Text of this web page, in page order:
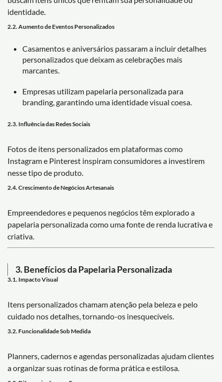
identidade.
2.2. Aumento de Eventos Personalizados
Casamentos e aniversários passaram a incluir detalhes
personalizados que deixam as celebrações mais
marcantes.
Empresas utilizam papelaria personalizada para
branding, garantindo uma identidade visual coesa.
2.3. Influência das Redes Sociais
Fotos de itens personalizados em plataformas como
Instagram e Pinterest inspiram consumidores a investirem
nesse tipo de produto.
2.4. Crescimento de Negócios Artesanais
Empreendedores e pequenos negócios têm explorado a
papelaria personalizada como uma fonte de renda lucrativa e
criativa.
3. Benefícios da Papelaria Personalizada
3.1. Impacto Visual
Itens personalizados chamam atenção pela beleza e pelo
cuidado nos detalhes, tornando-os inesquecíveis.
3.2. Funcionalidade Sob Medida
Planners, cadernos e agendas personalizadas ajudam clientes
a organizar suas rotinas de forma prática e estilosa.